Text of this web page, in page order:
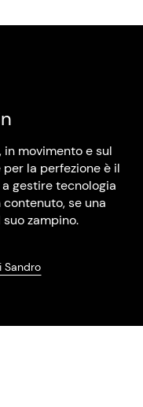
movimento e sul
per la perfezione è il
gestire tecnologia
se una
zampino.
Sandro